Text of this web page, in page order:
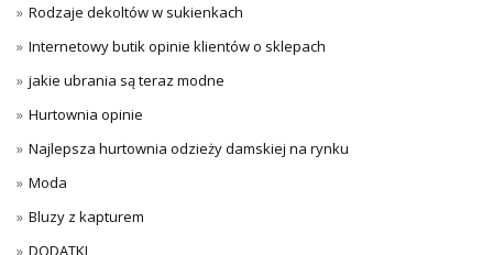
Rodzaje dekoltów w sukienkach
Internetowy butik opinie klientów o sklepach
jakie ubrania są teraz modne
Hurtownia opinie
Najlepsza hurtownia odzieży damskiej na rynku
Moda
Bluzy z kapturem